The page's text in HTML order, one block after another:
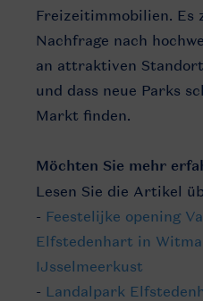
Freizeitimmobilien. Es
Nachfrage nach
an attraktiven
und dass neue Parks
Markt finden.
Möchten Sie mehr
Lesen Sie die Artikel
- Feestelijke opening
Elfstedenhart in
IJsselmeerkust
- Landalpark